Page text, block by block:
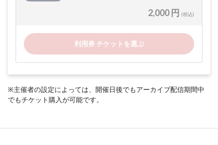
2,000 円 (税込)
利用券 チケットを選ぶ
※主催者の設定によっては、開催日後でもアーカイブ配信期間中
でもチケット購入が可能です。